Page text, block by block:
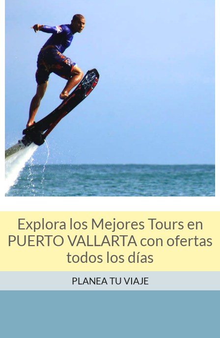
Explora los Mejores Tours en
PUERTO VALLARTA con ofertas
todos los días
PLANEA TU VIAJE